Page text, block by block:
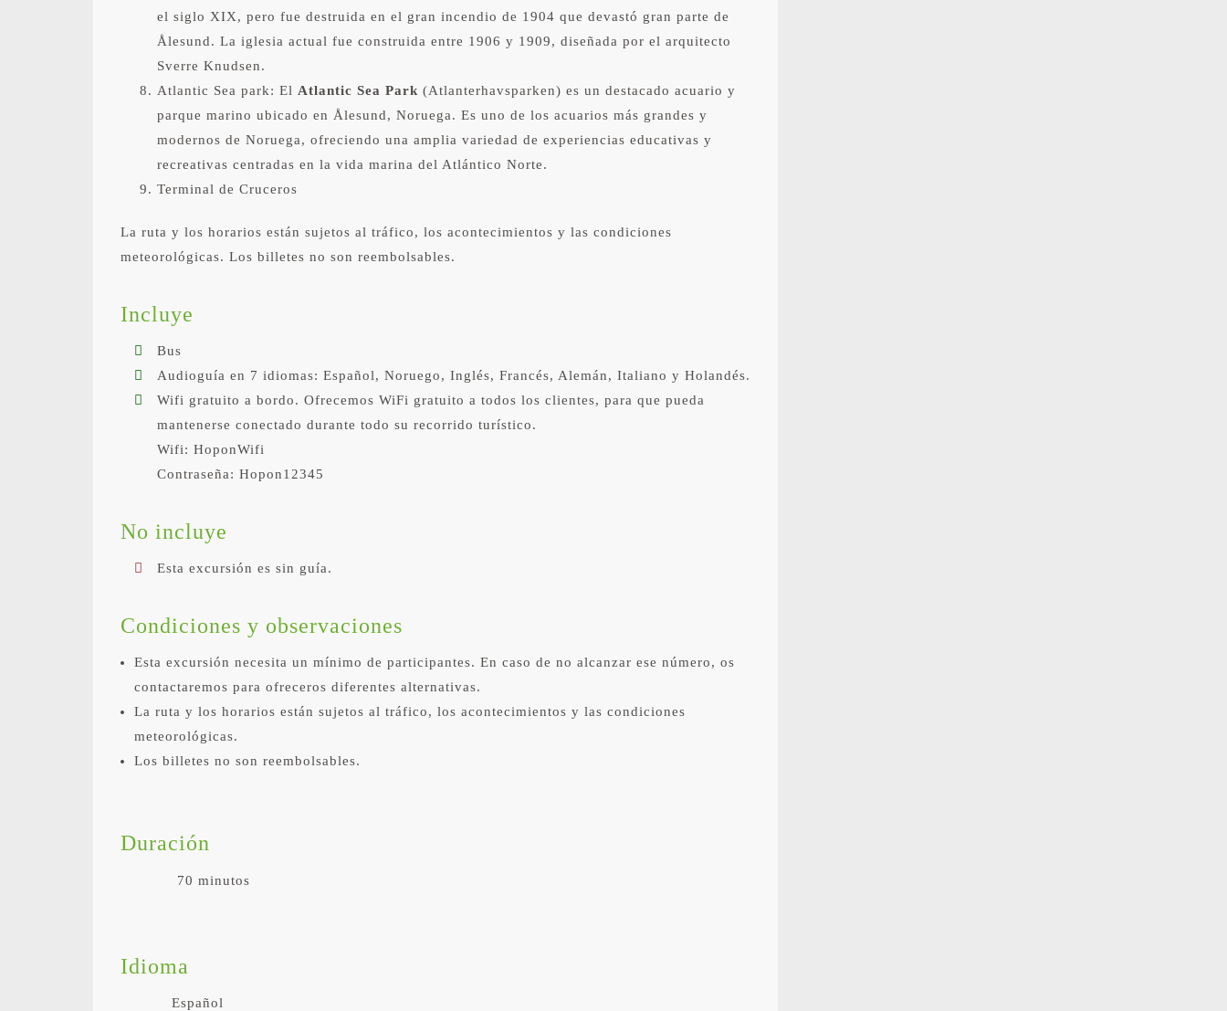
el siglo XIX, pero fue destruida en el gran incendio de 1904 que devastó gran parte de
Ålesund. La iglesia actual fue construida entre 1906 y 1909, diseñada por el arquitecto
Sverre Knudsen.
Atlantic Sea park: El Atlantic Sea Park (Atlanterhavsparken) es un destacado acuario y
parque marino ubicado en Ålesund, Noruega. Es uno de los acuarios más grandes y
modernos de Noruega, ofreciendo una amplia variedad de experiencias educativas y
recreativas centradas en la vida marina del Atlántico Norte.
Terminal de Cruceros
La ruta y los horarios están sujetos al tráfico, los acontecimientos y las condiciones
meteorológicas. Los billetes no son reembolsables.
Incluye
Bus
Audioguía en 7 idiomas: Español, Noruego, Inglés, Francés, Alemán, Italiano y Holandés.
Wifi gratuito a bordo. Ofrecemos WiFi gratuito a todos los clientes, para que pueda
mantenerse conectado durante todo su recorrido turístico.
Wifi: HoponWifi
Contraseña: Hopon12345
No incluye
Esta excursión es sin guía.
Condiciones y observaciones
Esta excursión necesita un mínimo de participantes. En caso de no alcanzar ese número, os
contactaremos para ofreceros diferentes alternativas.
La ruta y los horarios están sujetos al tráfico, los acontecimientos y las condiciones
meteorológicas.
Los billetes no son reembolsables.
Duración
70 minutos
Idioma
Español